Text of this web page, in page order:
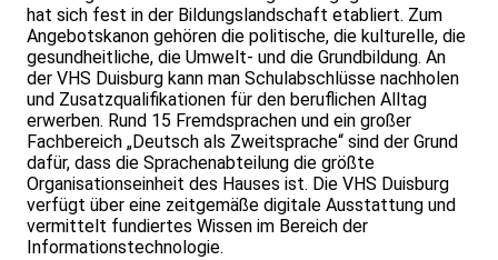
hat sich fest in der Bildungslandschaft etabliert. Zum
Angebotskanon gehören die politische, die kulturelle, die
gesundheitliche, die Umwelt- und die Grundbildung. An
der VHS Duisburg kann man Schulabschlüsse nachholen
und Zusatzqualifikationen für den beruflichen Alltag
erwerben. Rund 15 Fremdsprachen und ein großer
Fachbereich „Deutsch als Zweitsprache“ sind der Grund
dafür, dass die Sprachenabteilung die größte
Organisationseinheit des Hauses ist. Die VHS Duisburg
verfügt über eine zeitgemäße digitale Ausstattung und
vermittelt fundiertes Wissen im Bereich der
Informationstechnologie.